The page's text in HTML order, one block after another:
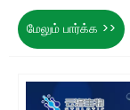
மேலும் பார்க்க >>